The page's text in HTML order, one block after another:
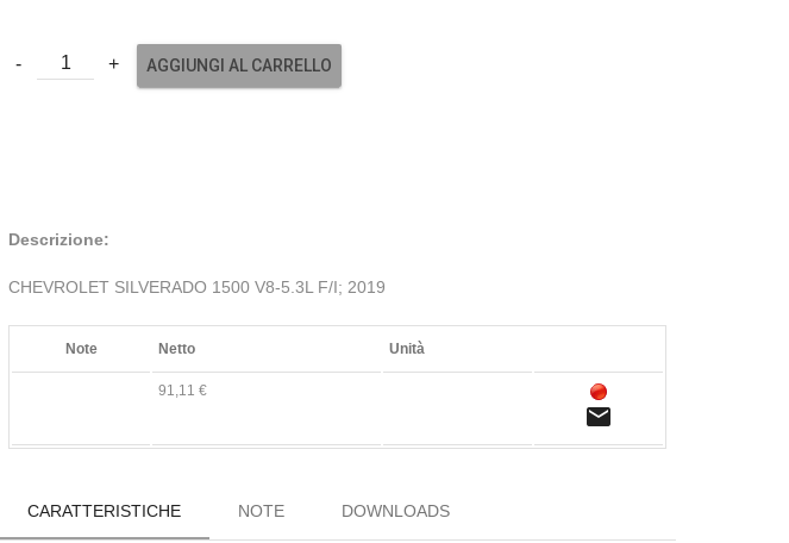
AGGIUNGI AL CARRELLO
Descrizione:
CHEVROLET SILVERADO 1500 V8-5.3L F/I; 2019
Note Netto Unità
91,11 €
email
CARATTERISTICHE NOTE DOWNLOADS